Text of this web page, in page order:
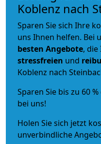
Koblenz nach
Sparen Sie sich Ihre
uns Ihnen helfen. Bei
besten Angebote, die
stressfreien und
Koblenz nach
Sparen Sie bis zu 60
bei uns!
Holen Sie sich jetzt
unverbindliche